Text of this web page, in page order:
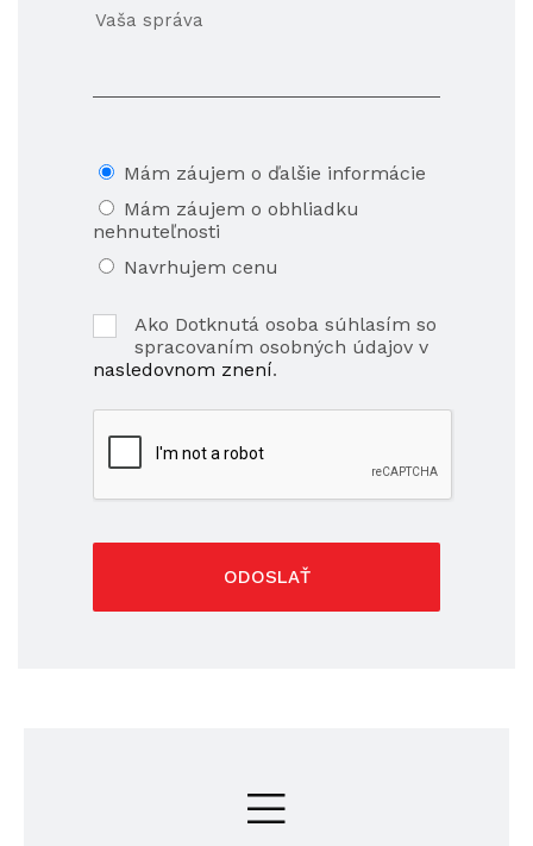
Mám záujem o ďalšie informácie
Mám záujem o obhliadku
nehnuteľnosti
Navrhujem cenu
Ako Dotknutá osoba súhlasím so
spracovaním osobných údajov v
nasledovnom znení.
ODOSLAŤ